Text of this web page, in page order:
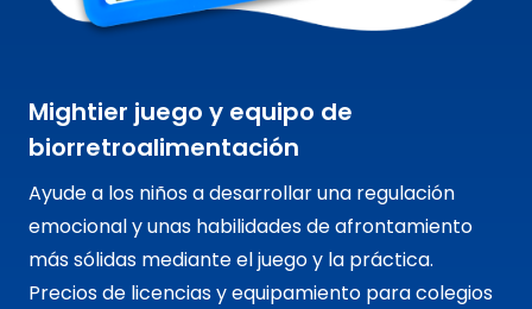
Mightier juego y equipo de
biorretroalimentación
Ayude a los niños a desarrollar una regulación
emocional y unas habilidades de afrontamiento
más sólidas mediante el juego y la práctica.
Precios de licencias y equipamiento para colegios